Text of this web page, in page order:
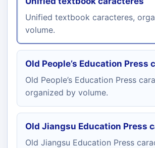
Unified textbook caracteres,
volume.
Old People’s Education Press
Old People’s Education Press
organized by volume.
Old Jiangsu Education Press
Old Jiangsu Education Press